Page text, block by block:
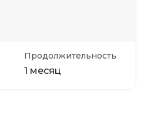
Продолжительность
1 месяц